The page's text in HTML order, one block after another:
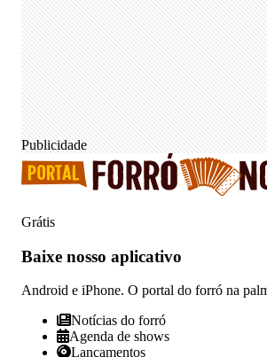
Publicidade
Grátis
Baixe nosso aplicativo
Android e iPhone. O portal do forró na
Notícias do forró
Agenda de shows
Lançamentos